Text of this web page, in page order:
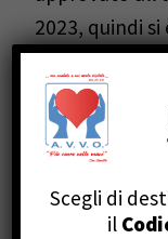
2023, quindi
Formazione
Coordinatore
(cfr. pagina
Scegli di
il